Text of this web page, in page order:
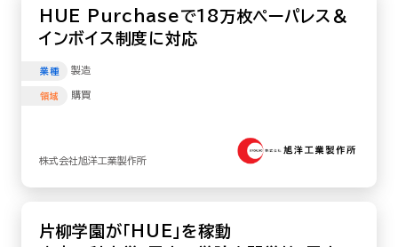
HUE Purchaseで18万枚ペーパレス＆
インボイス制度に対応
業種 製造
領域 購買
株式会社旭洋工業製作所
片柳学園が「HUE」を稼動